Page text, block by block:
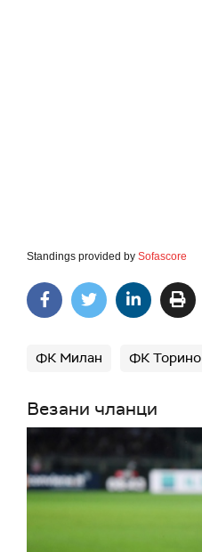
Standings provided by Sofascore
ФК Милан ФК Торино
Везани чланци